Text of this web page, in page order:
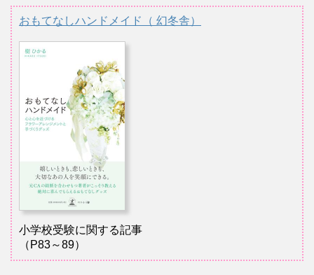
おもてなしハンドメイド（ 幻冬舎）
小学校受験に関する記事
（P83～89）